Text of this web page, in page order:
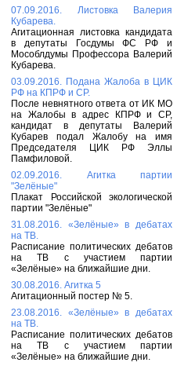
07.09.2016. Листовка Валерия
Кубарева.
Агитационная листовка кандидата
в депутаты Госдумы ФС РФ и
Мособлдумы Профессора Валерий
Кубарева.
03.09.2016. Подана Жалоба в ЦИК
РФ на КПРФ и СР.
После невнятного ответа от ИК МО
на Жалобы в адрес КПРФ и СР,
кандидат в депутаты Валерий
Кубарев подал Жалобу на имя
Председателя ЦИК РФ Эллы
Памфиловой.
02.09.2016. Агитка партии
"Зелёные"
Плакат Российской экологической
партии "Зелёные"
31.08.2016. «Зелёные» в дебатах
на ТВ.
Расписание политических дебатов
на ТВ с участием партии
«Зелёные» на ближайшие дни.
30.08.2016. Агитка 5
Агитационный постер № 5.
23.08.2016. «Зелёные» в дебатах
на ТВ.
Расписание политических дебатов
на ТВ с участием партии
«Зелёные» на ближайшие дни.